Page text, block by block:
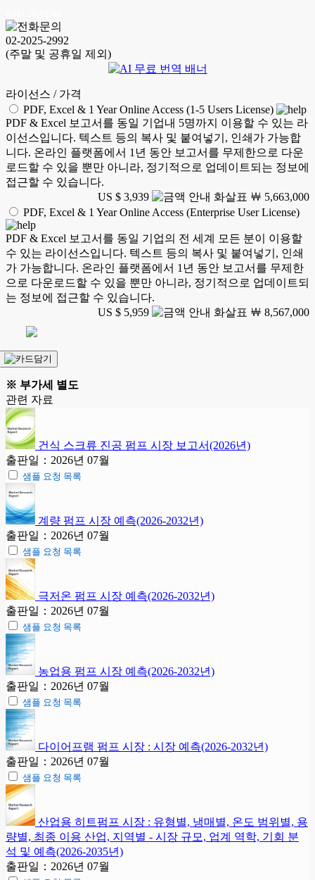
02-2025-2992
(주말 및 공휴일 제외)
라이선스 / 가격
PDF, Excel & 1 Year Online Access (1-5 Users License)
PDF & Excel 보고서를 동일 기업내 5명까지 이용할 수 있는 라
이선스입니다. 텍스트 등의 복사 및 붙여넣기, 인쇄가 가능합
니다. 온라인 플랫폼에서 1년 동안 보고서를 무제한으로 다운
로드할 수 있을 뿐만 아니라, 정기적으로 업데이트되는 정보에
접근할 수 있습니다.
US $ 3,939
￦ 5,663,000
PDF, Excel & 1 Year Online Access (Enterprise User License)
PDF & Excel 보고서를 동일 기업의 전 세계 모든 분이 이용할
수 있는 라이선스입니다. 텍스트 등의 복사 및 붙여넣기, 인쇄
가 가능합니다. 온라인 플랫폼에서 1년 동안 보고서를 무제한
으로 다운로드할 수 있을 뿐만 아니라, 정기적으로 업데이트되
는 정보에 접근할 수 있습니다.
US $ 5,959
￦ 8,567,000
※ 부가세 별도
관련 자료
건식 스크류 진공 펌프 시장 보고서(2026년)
출판일：2026년 07월
샘플 요청 목록
계량 펌프 시장 예측(2026-2032년)
출판일：2026년 07월
샘플 요청 목록
극저온 펌프 시장 예측(2026-2032년)
출판일：2026년 07월
샘플 요청 목록
농업용 펌프 시장 예측(2026-2032년)
출판일：2026년 07월
샘플 요청 목록
다이어프램 펌프 시장 : 시장 예측(2026-2032년)
출판일：2026년 07월
샘플 요청 목록
산업용 히트펌프 시장 : 유형별, 냉매별, 온도 범위별, 용
량별, 최종 이용 산업, 지역별 - 시장 규모, 업계 역학, 기회 분
석 및 예측(2026-2035년)
출판일：2026년 07월